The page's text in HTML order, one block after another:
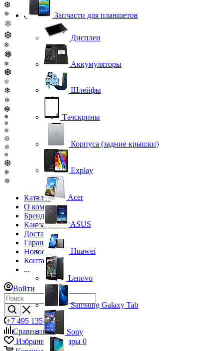
❆
❅
❄
❆
❆
❅
❅
❆
❆
❄
❄
❆
❅
❅
❄
❆
❄
❄
❆
❄
❅
Каталог
О компании
Бренды
Как заказать?
Доставка
Гарантия
Новости
Контакты
...
Войти
+7 495 135-39-43
Сравнение0
Избранные товары 0
Запчасти для планшетов
Дисплеи
Аккумуляторы
Шлейфы
Тачскрины
Корпуса (задние крышки)
Explay
Acer
ASUS
Huawei
Lenovo
Samsung Galaxy Tab
Sony